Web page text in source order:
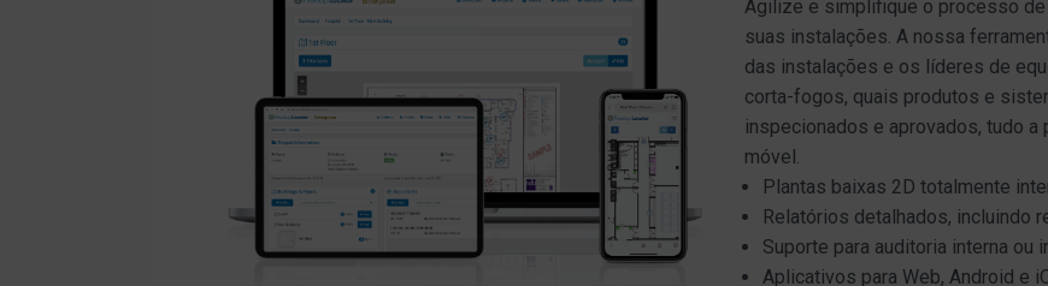
Agilize e simplifique o processo
suas instalações. A nossa
das instalações e os líderes de
corta-fogos, quais produtos e
inspecionados e aprovados, tudo
móvel.
Plantas baixas 2D totalmente
Relatórios detalhados, incluindo
Suporte para auditoria interna ou
Aplicativos para Web, Android e